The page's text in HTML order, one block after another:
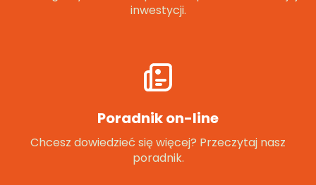
inwestycji.
Poradnik on-line
Chcesz dowiedzieć się więcej? Przeczytaj nasz
poradnik.